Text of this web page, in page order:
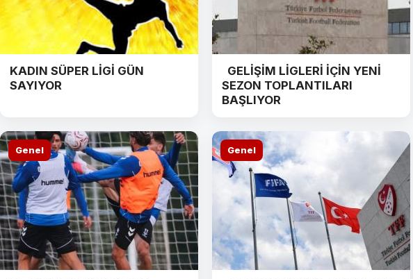
KADIN SÜPER LİGİ GÜN
SAYIYOR
GELİŞİM LİGLERİ İÇİN YENİ
SEZON TOPLANTILARI
BAŞLIYOR
Genel Genel